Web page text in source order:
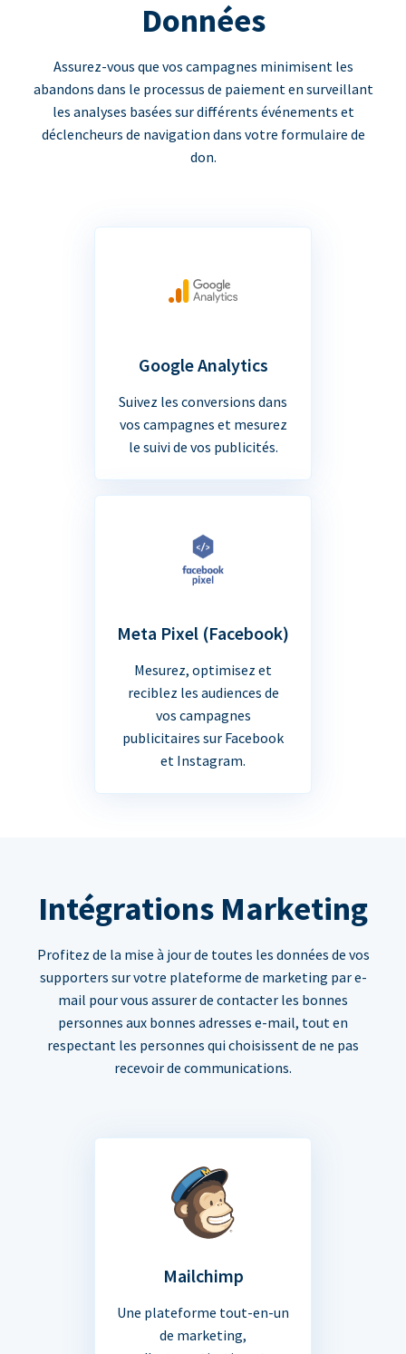
Données
Assurez-vous que vos campagnes minimisent les
abandons dans le processus de paiement en surveillant
les analyses basées sur différents événements et
déclencheurs de navigation dans votre formulaire de
don.
Google Analytics
Suivez les conversions dans
vos campagnes et mesurez
le suivi de vos publicités.
Meta Pixel (Facebook)
Mesurez, optimisez et
reciblez les audiences de
vos campagnes
publicitaires sur Facebook
et Instagram.
Intégrations Marketing
Profitez de la mise à jour de toutes les données de vos
supporters sur votre plateforme de marketing par e-
mail pour vous assurer de contacter les bonnes
personnes aux bonnes adresses e-mail, tout en
respectant les personnes qui choisissent de ne pas
recevoir de communications.
Mailchimp
Une plateforme tout-en-un
de marketing,